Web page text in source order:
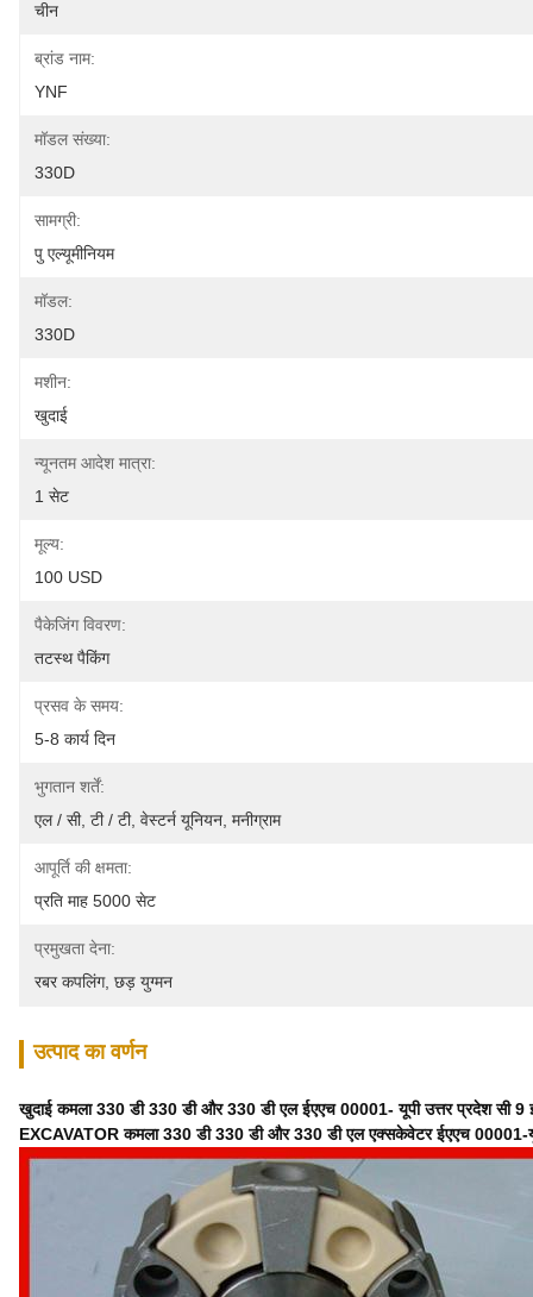
चीन
ब्रांड नाम:
YNF
मॉडल संख्या:
330D
सामग्री:
पु एल्यूमीनियम
मॉडल:
330D
मशीन:
खुदाई
न्यूनतम आदेश मात्रा:
1 सेट
मूल्य:
100 USD
पैकेजिंग विवरण:
तटस्थ पैकिंग
प्रसव के समय:
5-8 कार्य दिन
भुगतान शर्तें:
एल / सी, टी / टी, वेस्टर्न यूनियन, मनीग्राम
आपूर्ति की क्षमता:
प्रति माह 5000 सेट
प्रमुखता देना:
रबर कपलिंग, छड़ युग्मन
उत्पाद का वर्णन
खुदाई कमला 330 डी 330 डी और 330 डी एल ईएएच 00001- यूपी उत्तर प्रदेश सी 9
EXCAVATOR कमला 330 डी 330 डी और 330 डी एल एक्सकेवेटर ईएएच 00001-